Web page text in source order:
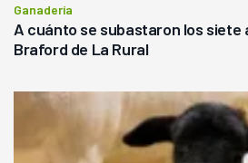
Ganadería
A cuánto se subastaron los siete
Braford de La Rural